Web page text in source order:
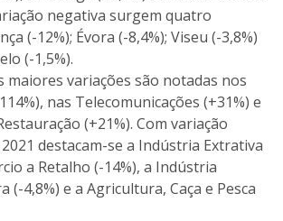
negativa surgem quatro
(-12%); Évora (-8,4%); Viseu (-3,8%)
(-1,5%).
maiores variações são notadas nos
nas Telecomunicações (+31%) e
(+21%). Com variação
destacam-se a Indústria Extrativa
a Retalho (-14%), a Indústria
(-4,8%) e a Agricultura, Caça e Pesca